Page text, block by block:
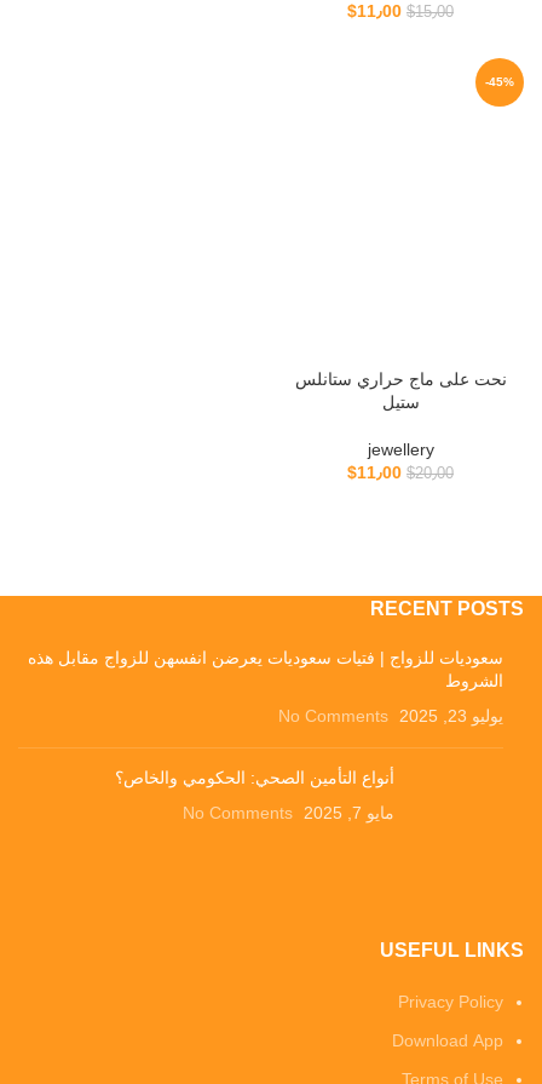
$ 15٫00 $ 11٫00
-45%
نحت على ماج حراري ستانلس
ستيل
jewellery
$ 20٫00 $ 11٫00
RECENT POSTS
سعوديات للزواج | فتيات سعوديات يعرضن انفسهن للزواج مقابل هذه
الشروط
يوليو 23, 2025
No Comments
أنواع التأمين الصحي: الحكومي والخاص؟
مايو 7, 2025
No Comments
USEFUL LINKS
Privacy Policy
Download App
Terms of Use